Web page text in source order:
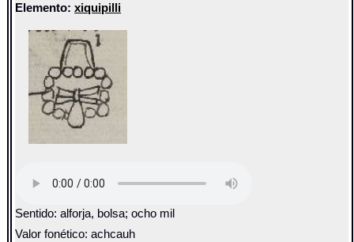
Elemento:xiquipilli
Sentido: alforja, bolsa; ocho mil
Valor fonético: achcauh